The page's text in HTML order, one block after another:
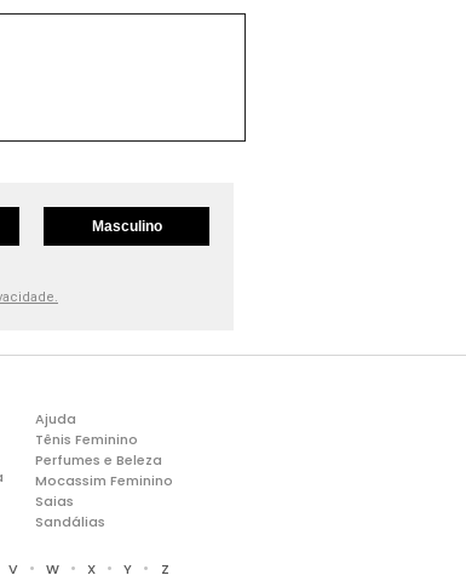
Masculino
Ajuda
Tênis Feminino
Perfumes e Beleza
Mocassim Feminino
Saias
Sandálias
V • W • X • Y • Z